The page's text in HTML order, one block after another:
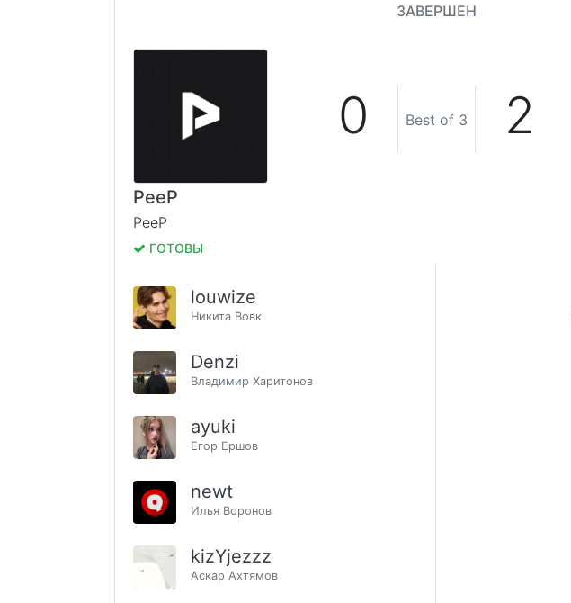
ЗАВЕРШЕН
0 Best of 3 2
PeeP
PeeP
ГОТОВЫ
louwize
Никита Вовк
Denzi
Владимир Харитонов
ayuki
Егор Ершов
newt
Илья Воронов
kizYjezzz
Аскар Ахтямов